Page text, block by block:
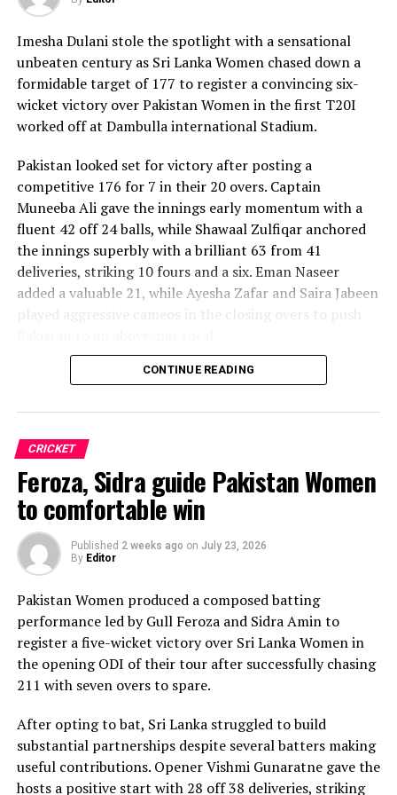
Imesha Dulani stole the spotlight with a sensational
unbeaten century as Sri Lanka Women chased down a
formidable target of 177 to register a convincing six-
wicket victory over Pakistan Women in the first T20I
worked off at Dambulla international Stadium.
Pakistan looked set for victory after posting a
competitive 176 for 7 in their 20 overs. Captain
Muneeba Ali gave the innings early momentum with a
fluent 42 off 24 balls, while Shawaal Zulfiqar anchored
the innings superbly with a brilliant 63 from 41
deliveries, striking 10 fours and a six. Eman Naseer
added a valuable 21, while Ayesha Zafar and Saira Jabeen
played aggressive cameos in the closing overs to push
Sri Lanka’s bowlers shared the wickets, with Kavisha
Praboda, Sugandika Kumari and Kawya Kavindi chipped
in with one wicket apiece, while disciplined fielding
produced two crucial run-outs.
The chase belonged entirely to Dulani, who delivered
the innings of the match. Displaying confidence,
composure and a wide range of attacking strokes, she
remained unbeaten on 101 from just 64 balls, smashing
with controlled aggression, ensuring Sri Lanka stayed
ahead of the required rate throughout the chase.
Captain Chamari Athapaththu provided the ideal
platform with a sparkling 39 off 22 balls, adding 78 for
partnership. Although Sri Lanka lost wickets at regular
intervals in the middle overs, Dulani remained firmly in
control, rotating the strike effectively before
CONTINUE READING
CRICKET
Feroza, Sidra guide Pakistan Women
to comfortable win
Published 2 weeks ago on July 23, 2026
By Editor
Pakistan Women produced a composed batting
performance led by Gull Feroza and Sidra Amin to
register a five-wicket victory over Sri Lanka Women in
the opening ODI of their tour after successfully chasing
211 with seven overs to spare.
After opting to bat, Sri Lanka struggled to build
substantial partnerships despite several batters making
useful contributions. Opener Vishmi Gunaratne gave the
hosts a positive start with 28 off 38 deliveries, striking